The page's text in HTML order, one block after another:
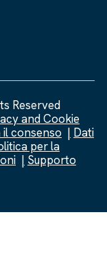
Reserved
and Cookie
il consenso
Dati
per la
Supporto